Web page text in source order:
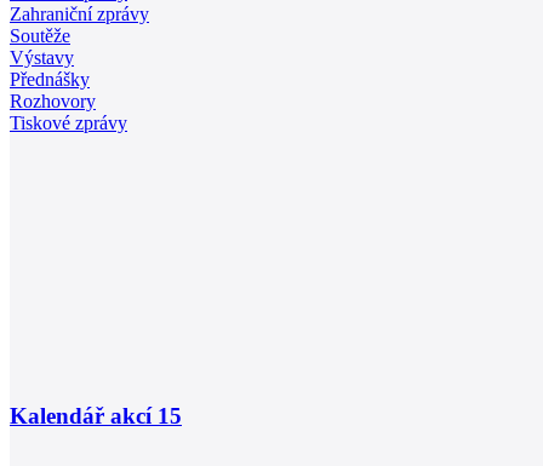
Zahraniční zprávy
Soutěže
Výstavy
Přednášky
Rozhovory
Tiskové zprávy
Kalendář akcí 15